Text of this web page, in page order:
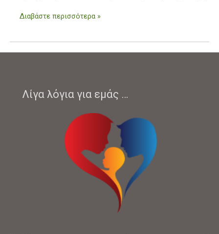
Διαβάστε περισσότερα »
Λίγα λόγια για εμάς …